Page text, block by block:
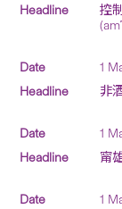
控
1
非
1
甯
1